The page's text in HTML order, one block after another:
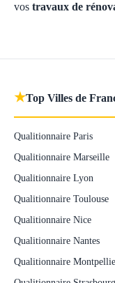
vos travaux de
★Top Villes de
Qualitionnaire Paris
Qualitionnaire Marseille
Qualitionnaire Lyon
Qualitionnaire Toulouse
Qualitionnaire Nice
Qualitionnaire Nantes
Qualitionnaire